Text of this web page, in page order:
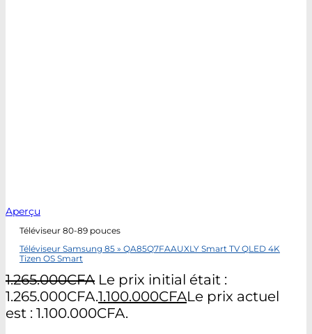
Aperçu
Téléviseur 80-89 pouces
Téléviseur Samsung 85 » QA85Q7FAAUXLY Smart TV QLED 4K
Tizen OS Smart
1.265.000CFA Le prix initial était :
1.265.000CFA.1.100.000CFALe prix actuel
est : 1.100.000CFA.